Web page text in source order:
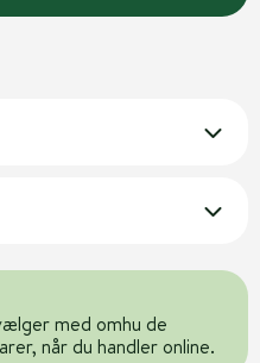
med omhu de
når du handler online.